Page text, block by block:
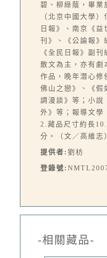
碧、柳綠蔭，畢業
（北京中國大學
日報》、南京《益
刊》、《公論報》
《全民日報》副刊
散文為主，亦有劇
作品，晚年潛心修
佛山之戀》、《假
調漫談》等；小說
外》等；報導文學
2.藏品尺寸約長
分。（文／高維志
提供者: 劉枋
登錄號:
-相關藏品-